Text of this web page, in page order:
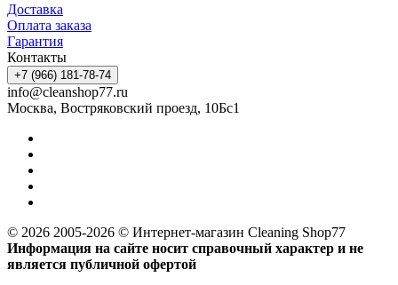
Доставка
Оплата заказа
Гарантия
Контакты
+7 (966) 181-78-74
info@cleanshop77.ru
Москва, Востряковский проезд, 10Бс1
© 2026 2005-2026 © Интернет-магазин Cleaning Shop77
Информация на сайте носит справочный характер и не
является публичной офертой